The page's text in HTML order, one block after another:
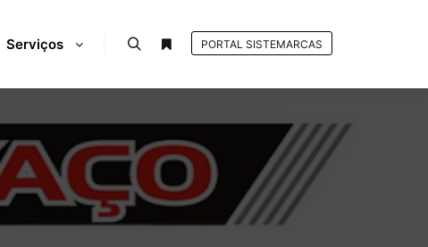
Serviços PORTAL SISTEMARCAS